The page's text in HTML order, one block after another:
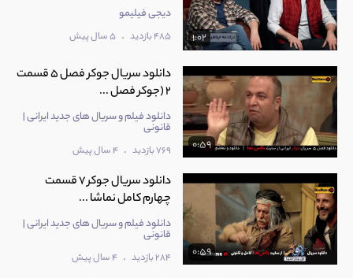
1:02
دیجی فیلیمو
485 بازدید . 5 سال پیش
0:59
دانلود سریال جوکر فصل 5 قسمت
2 (جوکر فصل ...
دانلود فیلم و سریال های جدید ایرانی |
قانونی
769 بازدید . 4 سال پیش
0:59
دانلود سریال جوکر 7 قسمت
چهارم کامل نماشا ...
دانلود فیلم و سریال های جدید ایرانی |
قانونی
284 بازدید . 4 سال پیش